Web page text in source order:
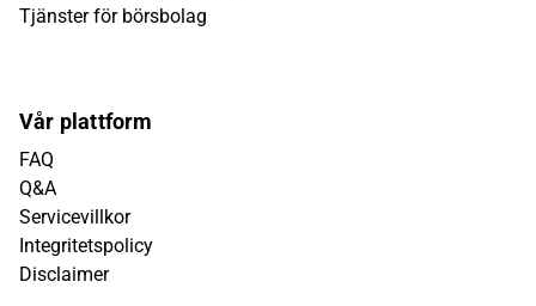
Tjänster för börsbolag
Vår plattform
FAQ
Q&A
Servicevillkor
Integritetspolicy
Disclaimer